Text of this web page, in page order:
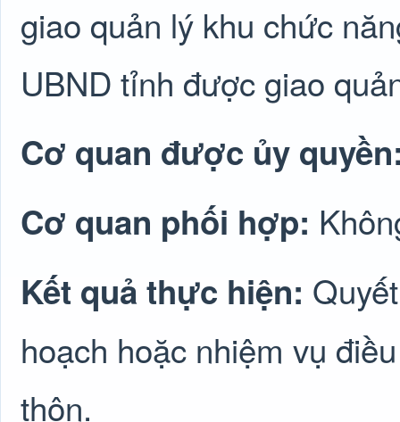
giao quản lý khu chức
UBND tỉnh được giao
Cơ quan được ủy
Cơ quan phối hợp:
Kết quả thực hiện:
hoạch hoặc nhiệm vụ
thôn.